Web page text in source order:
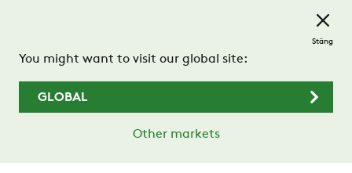
You might want to visit our global site:
GLOBAL
Other markets
Stäng